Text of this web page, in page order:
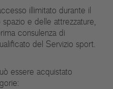
illimitato durante il
e delle attrezzature,
consulenza di
del Servizio sport.
essere acquistato